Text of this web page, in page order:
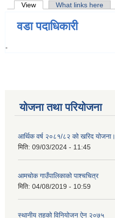
Primary tabs
View (active tab)What links here
वडा पदाधिकारी
-
योजना तथा परियोजना
आर्थिक वर्ष २०८१/८२ को खरिद योजना।
मिति: 09/03/2024 - 11:45
आमचोक गाउँपालिकाको पाश्चचित्र
मिति: 04/08/2019 - 10:59
स्थानीय तहको विनियोजन ऐन २०७५